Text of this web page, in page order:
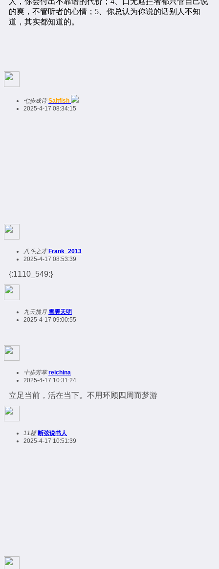
七步成诗 Saltfish
2025-4-17 08:34:15
八斗之才 Frank_2013
2025-4-17 08:53:39
{:1110_549:}
九天揽月 雪霁天明
2025-4-17 09:00:55
十步芳草 reichina
2025-4-17 10:31:24
立足当前，活在当下。不用环顾四周而梦游
11楼 断弦说书人
2025-4-17 10:51:39